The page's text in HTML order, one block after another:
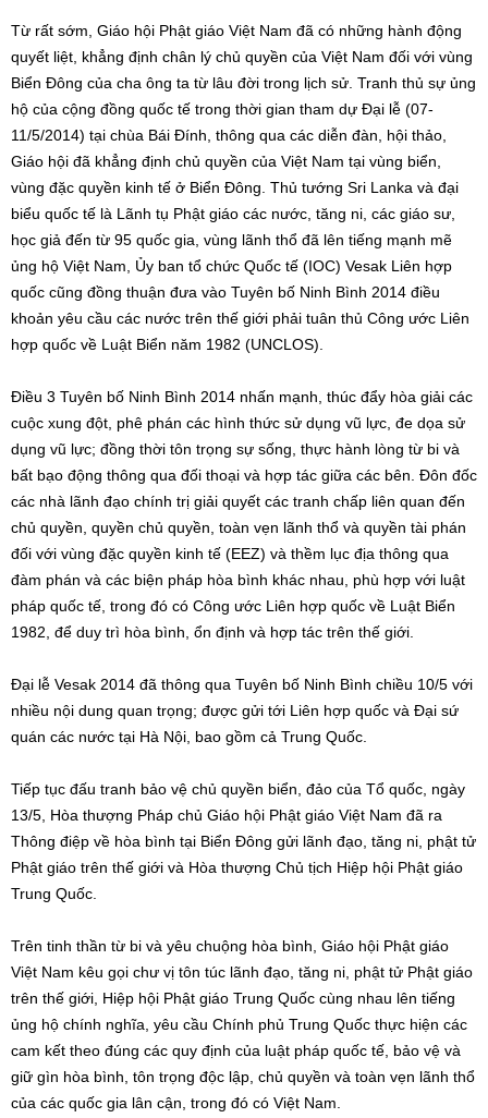
Từ rất sớm, Giáo hội Phật giáo Việt Nam đã có những hành động
quyết liệt, khẳng định chân lý chủ quyền của Việt Nam đối với vùng
Biển Đông của cha ông ta từ lâu đời trong lịch sử. Tranh thủ sự ủng
hộ của cộng đồng quốc tế trong thời gian tham dự Đại lễ (07-
11/5/2014) tại chùa Bái Đính, thông qua các diễn đàn, hội thảo,
Giáo hội đã khẳng định chủ quyền của Việt Nam tại vùng biển,
vùng đặc quyền kinh tế ở Biển Đông. Thủ tướng Sri Lanka và đại
biểu quốc tế là Lãnh tụ Phật giáo các nước, tăng ni, các giáo sư,
học giả đến từ 95 quốc gia, vùng lãnh thổ đã lên tiếng mạnh mẽ
ủng hộ Việt Nam, Ủy ban tổ chức Quốc tế (IOC) Vesak Liên hợp
quốc cũng đồng thuận đưa vào Tuyên bố Ninh Bình 2014 điều
khoản yêu cầu các nước trên thế giới phải tuân thủ Công ước Liên
hợp quốc về Luật Biển năm 1982 (UNCLOS).
Điều 3 Tuyên bố Ninh Bình 2014 nhấn mạnh, thúc đẩy hòa giải các
cuộc xung đột, phê phán các hình thức sử dụng vũ lực, đe dọa sử
dụng vũ lực; đồng thời tôn trọng sự sống, thực hành lòng từ bi và
bất bạo động thông qua đối thoại và hợp tác giữa các bên. Đôn đốc
các nhà lãnh đạo chính trị giải quyết các tranh chấp liên quan đến
chủ quyền, quyền chủ quyền, toàn vẹn lãnh thổ và quyền tài phán
đối với vùng đặc quyền kinh tế (EEZ) và thềm lục địa thông qua
đàm phán và các biện pháp hòa bình khác nhau, phù hợp với luật
pháp quốc tế, trong đó có Công ước Liên hợp quốc về Luật Biển
1982, để duy trì hòa bình, ổn định và hợp tác trên thế giới.
Đại lễ Vesak 2014 đã thông qua Tuyên bố Ninh Bình chiều 10/5 với
nhiều nội dung quan trọng; được gửi tới Liên hợp quốc và Đại sứ
quán các nước tại Hà Nội, bao gồm cả Trung Quốc.
Tiếp tục đấu tranh bảo vệ chủ quyền biển, đảo của Tổ quốc, ngày
13/5, Hòa thượng Pháp chủ Giáo hội Phật giáo Việt Nam đã ra
Thông điệp về hòa bình tại Biển Đông gửi lãnh đạo, tăng ni, phật tử
Phật giáo trên thế giới và Hòa thượng Chủ tịch Hiệp hội Phật giáo
Trung Quốc.
Trên tinh thần từ bi và yêu chuộng hòa bình, Giáo hội Phật giáo
Việt Nam kêu gọi chư vị tôn túc lãnh đạo, tăng ni, phật tử Phật giáo
trên thế giới, Hiệp hội Phật giáo Trung Quốc cùng nhau lên tiếng
ủng hộ chính nghĩa, yêu cầu Chính phủ Trung Quốc thực hiện các
cam kết theo đúng các quy định của luật pháp quốc tế, bảo vệ và
giữ gìn hòa bình, tôn trọng độc lập, chủ quyền và toàn vẹn lãnh thổ
của các quốc gia lân cận, trong đó có Việt Nam.